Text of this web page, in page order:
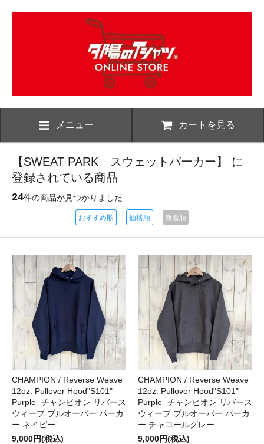
メニュー カートを見る
【SWEAT PARK スウェットパーカー】 に
登録されている商品
24件の商品が見つかりました
おすすめ順 価格順 新着順
CHAMPION / Reverse Weave
12oz. Pullover Hood"S101"
Purple- チャンピオン リバース
ウィーブ プルオーバー パーカ
ー ネイビー
9,000円(税込)
CHAMPION / Reverse Weave
12oz. Pullover Hood"S101"
Purple- チャンピオン リバース
ウィーブ プルオーバー パーカ
ー チャコールグレー
9,000円(税込)